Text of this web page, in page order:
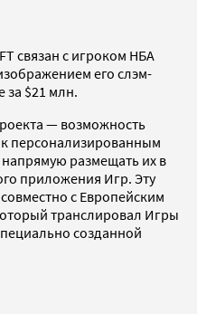
связан с игроком НБА
его слэм-
за $21 млн.
— возможность
персонализированным
размещать их в
приложения Игр. Эту
с Европейским
транслировал Игры
созданной